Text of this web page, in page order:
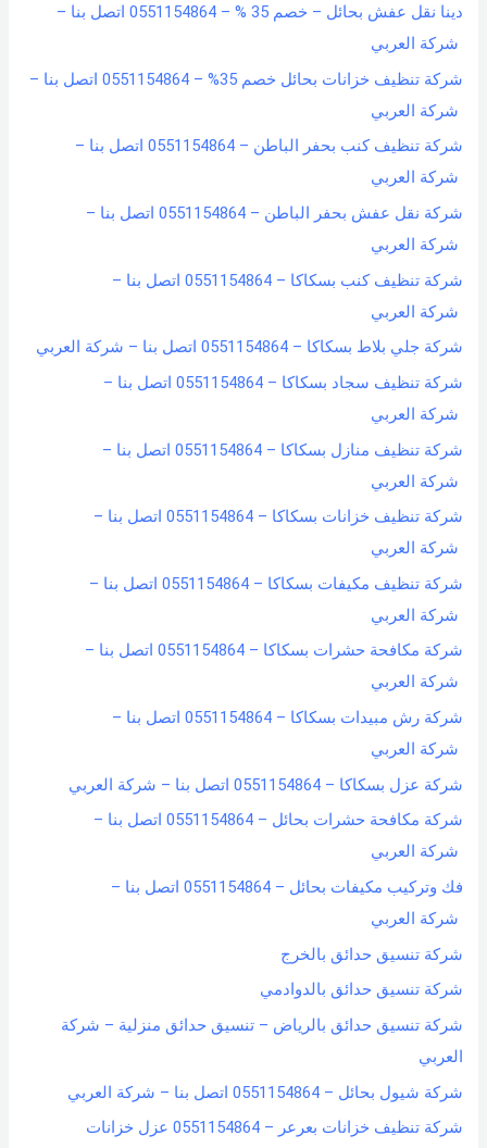
دينا نقل عفش بحائل – خصم 35 % – 0551154864 اتصل بنا –
شركة العربي
شركة تنظيف خزانات بحائل خصم 35% – 0551154864 اتصل بنا –
شركة العربي
شركة تنظيف كنب بحفر الباطن – 0551154864 اتصل بنا –
شركة العربي
شركة نقل عفش بحفر الباطن – 0551154864 اتصل بنا –
شركة العربي
شركة تنظيف كنب بسكاكا – 0551154864 اتصل بنا –
شركة العربي
شركة جلي بلاط بسكاكا – 0551154864 اتصل بنا – شركة العربي
شركة تنظيف سجاد بسكاكا – 0551154864 اتصل بنا –
شركة العربي
شركة تنظيف منازل بسكاكا – 0551154864 اتصل بنا –
شركة العربي
شركة تنظيف خزانات بسكاكا – 0551154864 اتصل بنا –
شركة العربي
شركة تنظيف مكيفات بسكاكا – 0551154864 اتصل بنا –
شركة العربي
شركة مكافحة حشرات بسكاكا – 0551154864 اتصل بنا –
شركة العربي
شركة رش مبيدات بسكاكا – 0551154864 اتصل بنا –
شركة العربي
شركة عزل بسكاكا – 0551154864 اتصل بنا – شركة العربي
شركة مكافحة حشرات بحائل – 0551154864 اتصل بنا –
شركة العربي
فك وتركيب مكيفات بحائل – 0551154864 اتصل بنا –
شركة العربي
شركة تنسيق حدائق بالخرج
شركة تنسيق حدائق بالدوادمي
شركة تنسيق حدائق بالرياض – تنسيق حدائق منزلية – شركة
العربي
شركة شيول بحائل – 0551154864 اتصل بنا – شركة العربي
شركة تنظيف خزانات بعرعر – 0551154864 عزل خزانات